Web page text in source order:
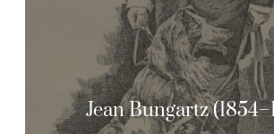
Jean Bungartz